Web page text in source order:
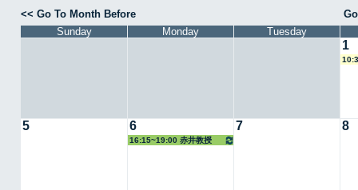
<< Go To Month Before
Sunday
Monday Tuesday
1
5 6
16:15~19:00 赤井教授
7 8